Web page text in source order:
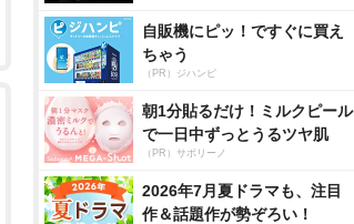
自販機にピッ！ですぐに買え
ちゃう
（PR）ジハンピ
朝1分貼るだけ！ミルクピール
で一日中ずっとうるツヤ肌
（PR）サボリーノ
2026年7月夏ドラマも、注目
作＆話題作が勢ぞろい！